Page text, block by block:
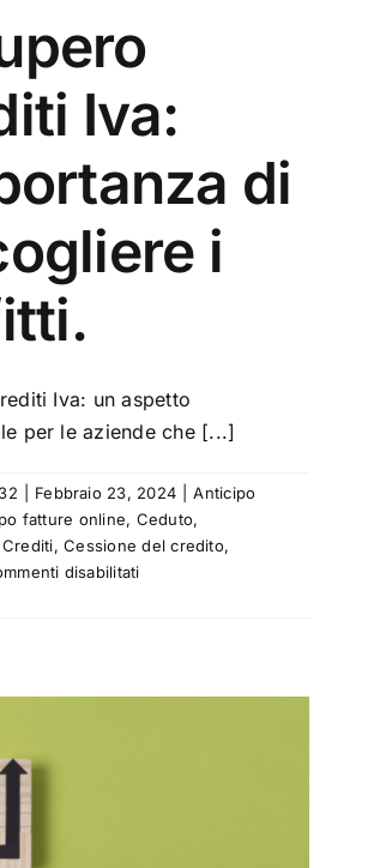
Iva:
di
i
Iva: un aspetto
per le aziende che [...]
Febbraio 23, 2024
Anticipo
fatture online, Ceduto,
,Cessione del credito,
disabilitatisu
di